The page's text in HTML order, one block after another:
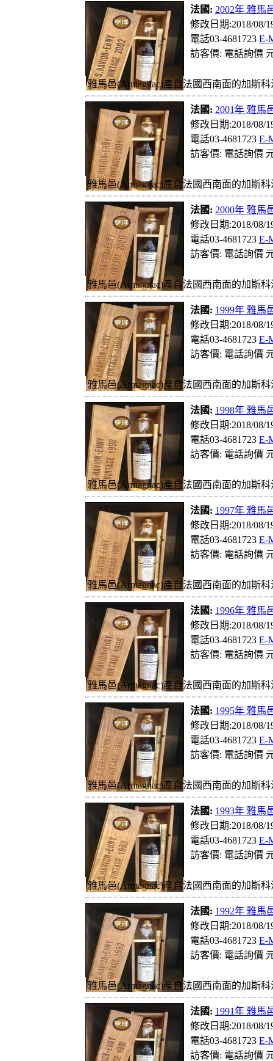
法國: 2002年 雅馬
修改日期:2018/08/
電話03-4681723 E-
訪客價: 電話詢價
雅馬邑(Armagnac)產自法國西南面的加斯
法國: 2001年 雅馬
修改日期:2018/08/
電話03-4681723 E-
訪客價: 電話詢價
雅馬邑(Armagnac)產自法國西南面的加斯
法國: 2000年 雅馬
修改日期:2018/08/
電話03-4681723 E-
訪客價: 電話詢價
雅馬邑(Armagnac)產自法國西南面的加斯
法國: 1999年 雅馬
修改日期:2018/08/
電話03-4681723 E-
訪客價: 電話詢價
雅馬邑(Armagnac)產自法國西南面的加斯
法國: 1998年 雅馬
修改日期:2018/08/
電話03-4681723 E-
訪客價: 電話詢價
雅馬邑(Armagnac)產自法國西南面的加斯
法國: 1997年 雅馬
修改日期:2018/08/
電話03-4681723 E-
訪客價: 電話詢價
雅馬邑(Armagnac)產自法國西南面的加斯
法國: 1996年 雅馬
修改日期:2018/08/
電話03-4681723 E-
訪客價: 電話詢價
雅馬邑(Armagnac)產自法國西南面的加斯
法國: 1995年 雅馬
修改日期:2018/08/
電話03-4681723 E-
訪客價: 電話詢價
雅馬邑(Armagnac)產自法國西南面的加斯
法國: 1993年 雅馬
修改日期:2018/08/
電話03-4681723 E-
訪客價: 電話詢價
雅馬邑(Armagnac)產自法國西南面的加斯
法國: 1992年 雅馬
修改日期:2018/08/
電話03-4681723 E-
訪客價: 電話詢價
雅馬邑(Armagnac)產自法國西南面的加斯
法國: 1991年 雅馬
修改日期:2018/08/
電話03-4681723 E-
訪客價: 電話詢價